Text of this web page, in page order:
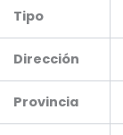
Tipo
Dirección
Provincia